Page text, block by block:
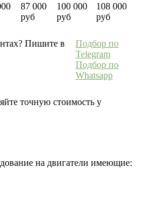
87 000
руб
100 000
руб
108 000
руб
Пишите в
Подбор по
Telegram
Подбор по
Whatsapp
точную стоимость у
на двигатели имеющие: